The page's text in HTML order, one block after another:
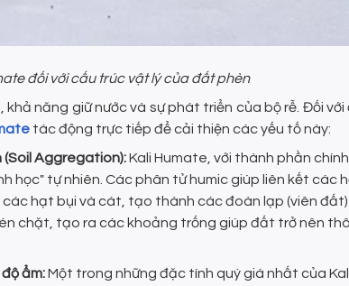
đối với cấu trúc vật lý của đất phèn
năng giữ nước và sự phát triển của bộ rễ. Đối với
tác động trực tiếp để cải thiện các yếu tố này:
Aggregation):Kali Humate, với thành phần
học" tự nhiên. Các phân tử humic giúp liên kết các
các hạt bụi và cát, tạo thành các đoàn lạp (viên đất)
chặt, tạo ra các khoảng trống giúp đất trở nên
ẩm:Một trong những đặc tính quý giá nhất của